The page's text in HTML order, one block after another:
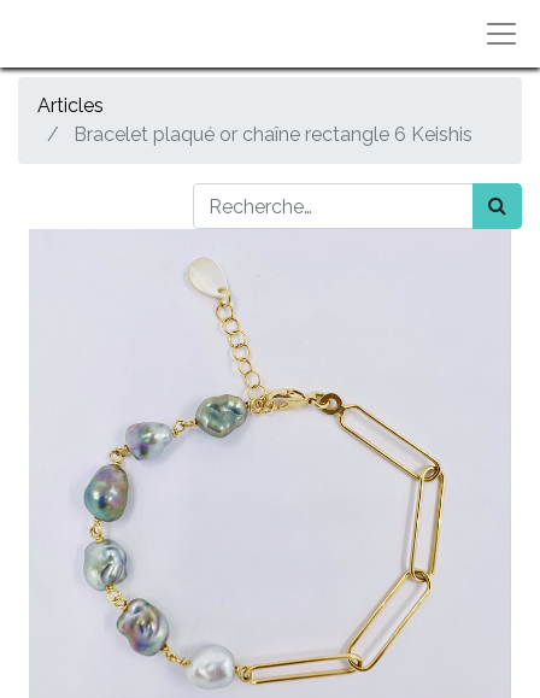
Articles
Bracelet plaqué or chaîne rectangle 6 Keishis